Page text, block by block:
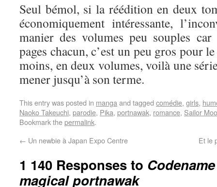
Seul bémol, si la réédition en deux
économiquement intéressante,
manier des volumes peu souples
pages chacun, c’est un peu gros pour
moins, en deux volumes, voilà une
mener jusqu’à son terme.
This entry was posted in mangaand tagged comédie, girls,
Naoko Takeuchi, parodie, Pika, portnawak, romance, Sailor
Bookmark thepermalink.
← Un newbie à Japan Expo Centre Et le
1 140 Responses to
magical portnawak